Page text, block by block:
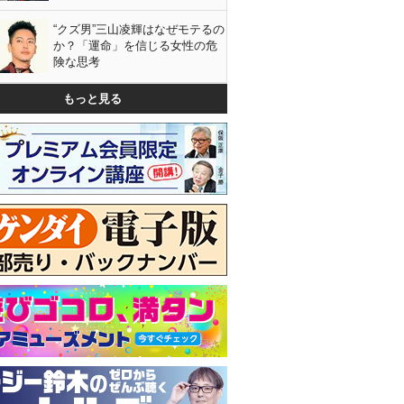
“クズ男”三山凌輝はなぜモテるの
か？「運命」を信じる女性の危
険な思考
もっと見る